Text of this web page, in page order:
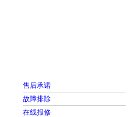
售后承诺
故障排除
在线报修